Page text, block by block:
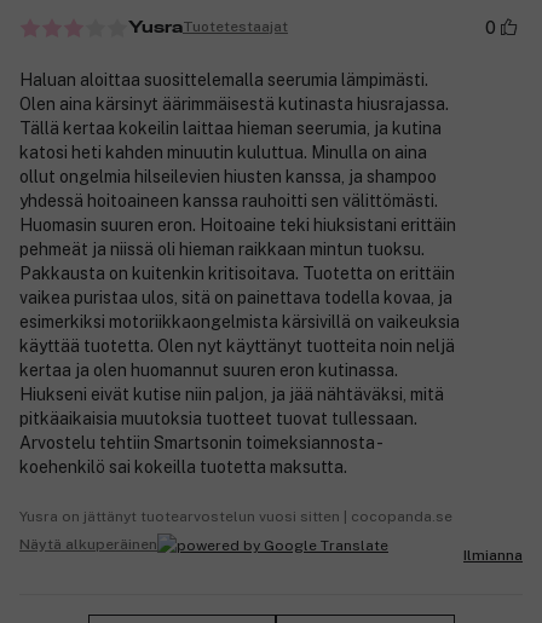
YusraTuotetestaajat 0
Haluan aloittaa suosittelemalla seerumia lämpimästi.
Olen aina kärsinyt äärimmäisestä kutinasta hiusrajassa.
Tällä kertaa kokeilin laittaa hieman seerumia, ja kutina
katosi heti kahden minuutin kuluttua. Minulla on aina
ollut ongelmia hilseilevien hiusten kanssa, ja shampoo
yhdessä hoitoaineen kanssa rauhoitti sen välittömästi.
Huomasin suuren eron. Hoitoaine teki hiuksistani erittäin
pehmeät ja niissä oli hieman raikkaan mintun tuoksu.
Pakkausta on kuitenkin kritisoitava. Tuotetta on erittäin
vaikea puristaa ulos, sitä on painettava todella kovaa, ja
esimerkiksi motoriikkaongelmista kärsivillä on vaikeuksia
käyttää tuotetta. Olen nyt käyttänyt tuotteita noin neljä
kertaa ja olen huomannut suuren eron kutinassa.
Hiukseni eivät kutise niin paljon, ja jää nähtäväksi, mitä
pitkäaikaisia muutoksia tuotteet tuovat tullessaan.
Arvostelu tehtiin Smartsonin toimeksiannosta -
koehenkilö sai kokeilla tuotetta maksutta.
Yusra on jättänyt tuotearvostelun vuosi sitten | cocopanda.se
Näytä alkuperäinen
Ilmianna